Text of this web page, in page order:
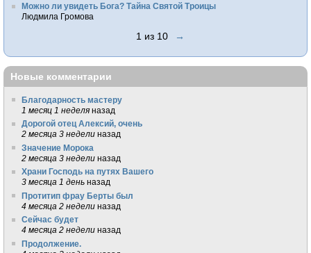
Можно ли увидеть Бога? Тайна Святой Троицы
Людмила Громова
1 из 10 →
Новые комментарии
Благодарность мастеру
1 месяц 1 неделя назад
Дорогой отец Алексий, очень
2 месяца 3 недели назад
Значение Морока
2 месяца 3 недели назад
Храни Господь на путях Вашего
3 месяца 1 день назад
Протитип фрау Берты был
4 месяца 2 недели назад
Сейчас будет
4 месяца 2 недели назад
Продолжение.